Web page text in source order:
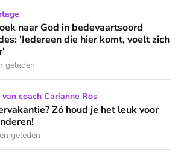
in bedevaartsoord Lourdes: 'Iedereen
naar God in bedevaartsoord
'Iedereen die hier komt, voelt zich
geleden
houd je het leuk voor de kinderen!
coach Carianne Ros
Zó houd je het leuk voor
geleden